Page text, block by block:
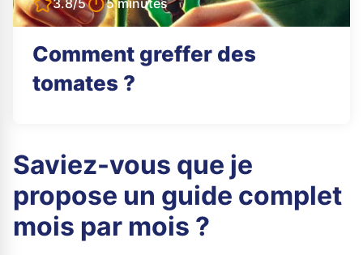
3.8/5 5 minutes
Comment greffer des
tomates ?
Saviez-vous que je
propose un guide complet
mois par mois ?